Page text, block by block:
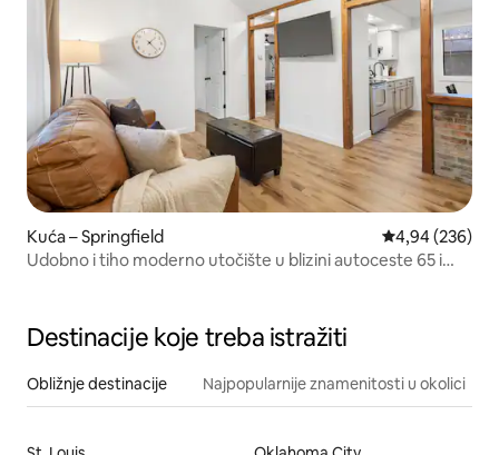
Kuća – Springfield Prosječna
4,94 (236)
Udobno i tiho moderno utočište u blizini autoceste 65 i
Destinacije koje treba istražiti
Obližnje destinacije Najpopularnije znamenitosti u okolici